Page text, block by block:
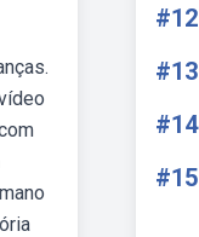
#12
#13
#14
#15